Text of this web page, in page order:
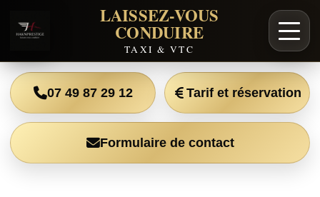
LAISSEZ-VOUS
CONDUIRE
TAXI & VTC
07 49 87 29 12 Tarif et réservation
Formulaire de contact